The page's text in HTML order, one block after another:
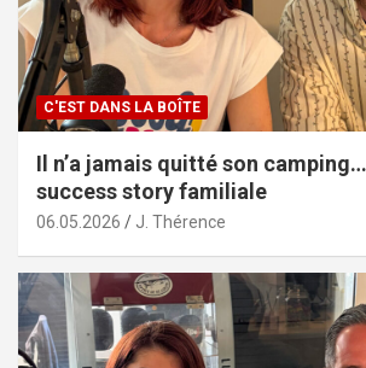
C'EST DANS LA BOÎTE
Il n’a jamais quitté son
success story familiale
06.05.2026 J. Thérence